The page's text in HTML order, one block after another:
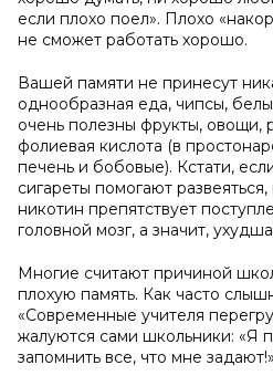
если плохо поел». Плохо
не сможет работать хорошо.
Вашей памяти не принесут
однообразная еда, чипсы,
очень полезны фрукты,
фолиевая кислота (в
печень и бобовые). Кстати,
сигареты помогают
никотин препятствует
головной мозг, а значит,
Многие считают причиной
плохую память. Как часто
«Современные учителя
жалуются сами школьники: «Я
запомнить все, что мне